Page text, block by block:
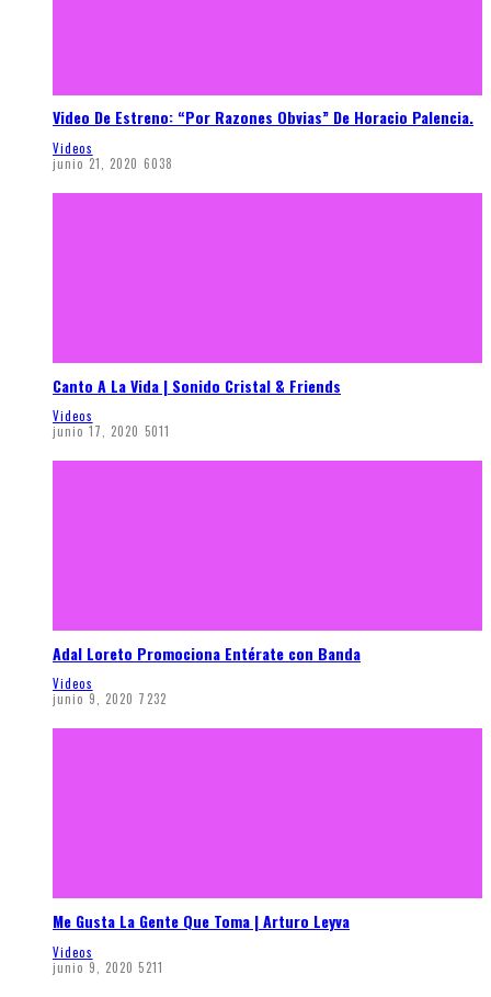
Video De Estreno: “Por Razones Obvias” De Horacio Palencia.
Videos
junio 21, 2020 6038
Canto A La Vida | Sonido Cristal & Friends
Videos
junio 17, 2020 5011
Adal Loreto Promociona Entérate con Banda
Videos
junio 9, 2020 7232
Me Gusta La Gente Que Toma | Arturo Leyva
Videos
junio 9, 2020 5211